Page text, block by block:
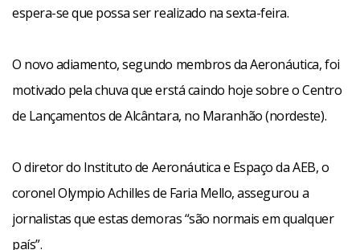
espera-se que possa ser realizado na sexta-feira.
O novo adiamento, segundo membros da Aeronáutica, foi
motivado pela chuva que erstá caindo hoje sobre o Centro
de Lançamentos de Alcântara, no Maranhão (nordeste).
O diretor do Instituto de Aeronáutica e Espaço da AEB, o
coronel Olympio Achilles de Faria Mello, assegurou a
jornalistas que estas demoras “são normais em qualquer
país”.